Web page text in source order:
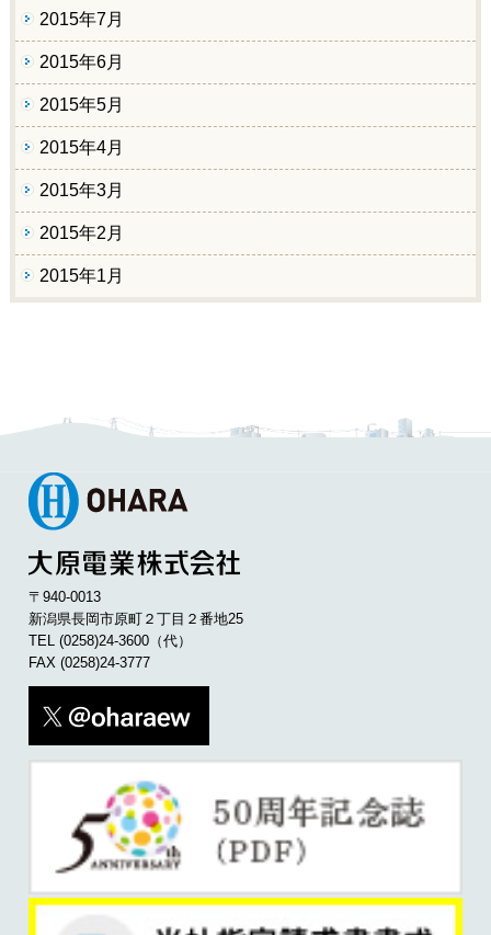
2015年7月
2015年6月
2015年5月
2015年4月
2015年3月
2015年2月
2015年1月
〒940-0013
新潟県長岡市原町２丁目２番地25
TEL(0258)24-3600 （代）
FAX (0258)24-3777